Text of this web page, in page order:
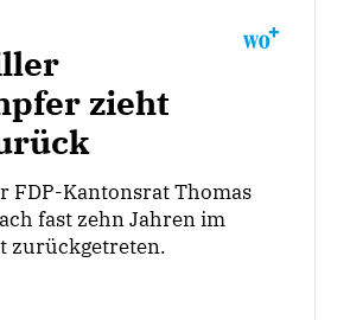
zieht
FDP-Kantonsrat Thomas
fast zehn Jahren im
zurückgetreten.